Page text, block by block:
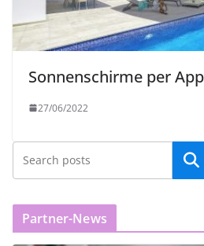
Sonnenschirme per
27/06/2022
Partner-News